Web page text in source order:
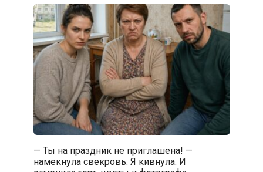
— Ты на праздник не приглашена! —
намекнула свекровь. Я кивнула. И